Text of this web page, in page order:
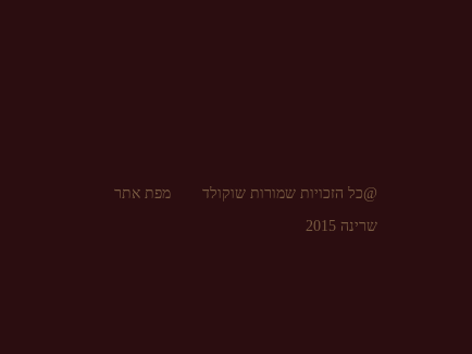
@כל הזכויות שמורות שוקולד
שרינה 2015
מפת אתר